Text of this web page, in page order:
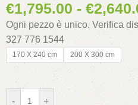
€1,795.00 - €
Ogni pezzo è unico. Verifica
327 776 1544
170 X 240 cm 200 X 300 cm
- +